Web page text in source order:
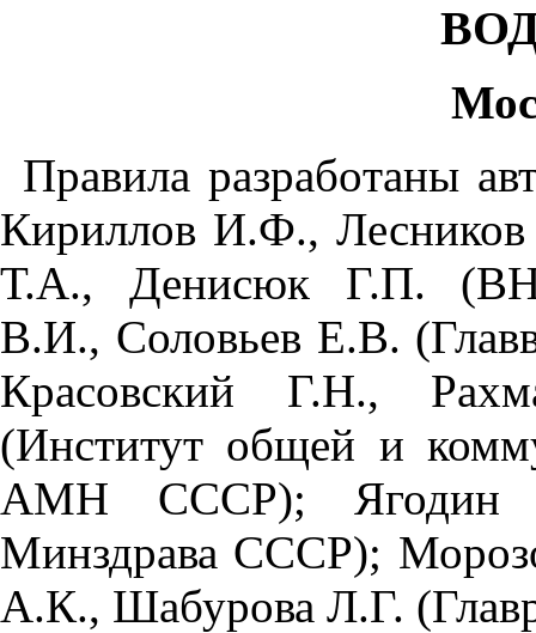
Правила разработаны
Кириллов И.Ф., Лесн
Т.А., Денисюк Г.П. (
В.И., Соловьев Е.В. (Г
Красовский Г.Н., Рахм
(Институт общей и
АМН СССР);
Минздрава СССР); Мороз
А.К., Шабурова Л.Г.